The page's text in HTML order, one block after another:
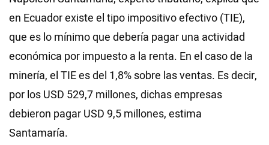
en Ecuador existe el tipo impositivo efectivo (TIE),
que es lo mínimo que debería pagar una actividad
económica por impuesto a la renta. En el caso de la
minería, el TIE es del 1,8% sobre las ventas. Es decir,
por los USD 529,7 millones, dichas empresas
debieron pagar USD 9,5 millones, estima
Santamaría.